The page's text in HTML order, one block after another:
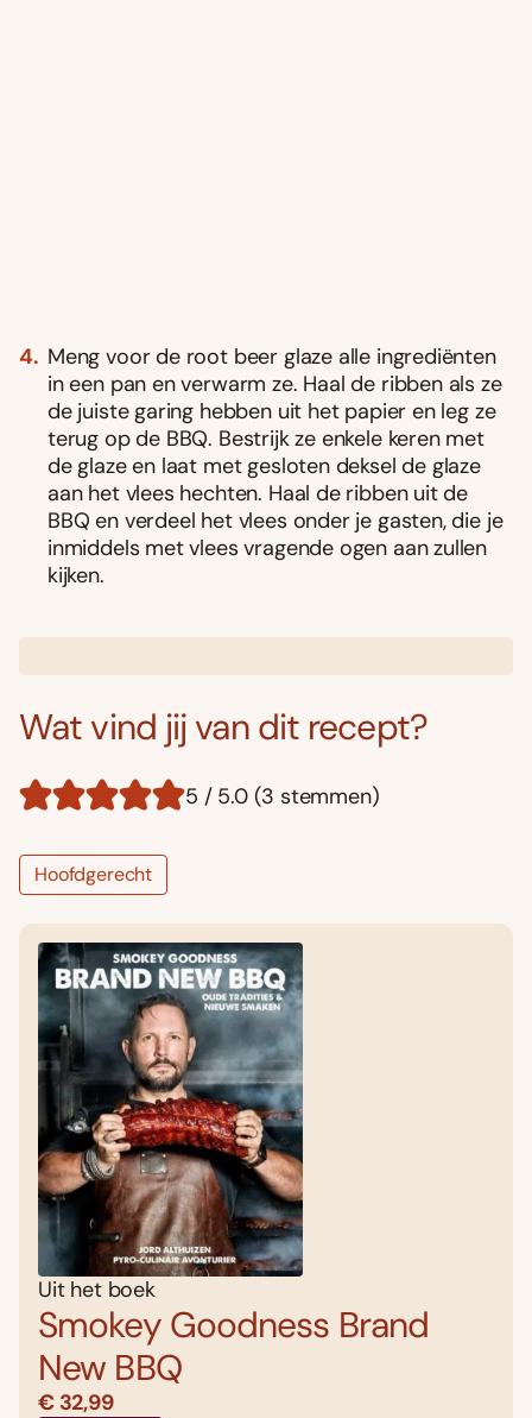
Meng voor de root beer glaze alle ingrediënten
in een pan en verwarm ze. Haal de ribben als ze
de juiste garing hebben uit het papier en leg ze
terug op de BBQ. Bestrijk ze enkele keren met
de glaze en laat met gesloten deksel de glaze
aan het vlees hechten. Haal de ribben uit de
BBQ en verdeel het vlees onder je gasten, die je
inmiddels met vlees vragende ogen aan zullen
kijken.
Wat vind jij van dit recept?
5 / 5.0 (3 stemmen)
Hoofdgerecht
Uit het boek
Smokey Goodness Brand
New BBQ
€ 32,99